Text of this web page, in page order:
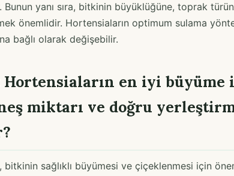
yanı sıra, bitkinin büyüklüğüne, toprak
önemlidir. Hortensiaların optimum sulama
bağlı olarak değişebilir.
Hortensiaların en iyi büyüme
miktarı ve doğru
bitkinin sağlıklı büyümesi ve çiçeklenmesi için